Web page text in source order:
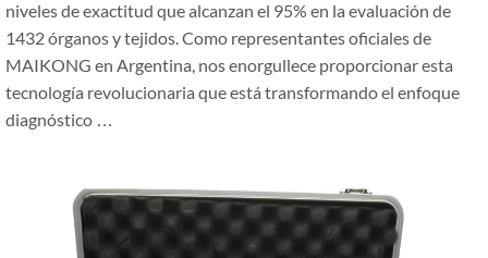
niveles de exactitud que alcanzan el 95% en la evaluación de
1432 órganos y tejidos. Como representantes oficiales de
MAIKONG en Argentina, nos enorgullece proporcionar esta
tecnología revolucionaria que está transformando el enfoque
diagnóstico …